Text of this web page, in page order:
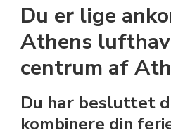
Du er lige
Athens
centrum af
Du har besluttet
kombinere din